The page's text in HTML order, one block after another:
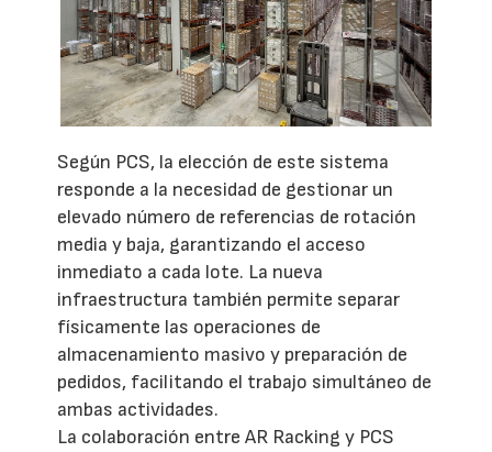
Según PCS, la elección de este sistema
responde a la necesidad de gestionar un
elevado número de referencias de rotación
media y baja, garantizando el acceso
inmediato a cada lote. La nueva
infraestructura también permite separar
físicamente las operaciones de
almacenamiento masivo y preparación de
pedidos, facilitando el trabajo simultáneo de
ambas actividades.
La colaboración entre AR Racking y PCS